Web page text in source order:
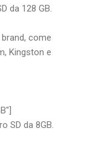
da 128 GB.
come
Kingston e
SD da 8GB.